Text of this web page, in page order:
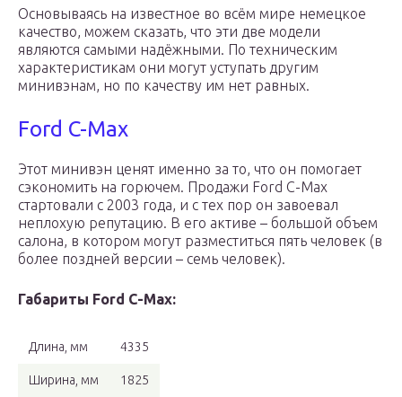
Основываясь на известное во всём мире немецкое
качество, можем сказать, что эти две модели
являются самыми надёжными. По техническим
характеристикам они могут уступать другим
минивэнам, но по качеству им нет равных.
Ford C-Max
Этот минивэн ценят именно за то, что он помогает
сэкономить на горючем. Продажи Ford C-Max
стартовали с 2003 года, и с тех пор он завоевал
неплохую репутацию. В его активе – большой объем
салона, в котором могут разместиться пять человек (в
более поздней версии – семь человек).
Габариты Ford C-Max:
Длина, мм 4335
Ширина, мм 1825